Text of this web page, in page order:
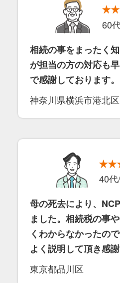
60
相続の事をまったく
が担当の方の対応も
で感謝しております。
神奈川県横浜市港北区
40
母の死去により、
ました。相続税の事
くわからなかったの
よく説明して頂き感
東京都品川区